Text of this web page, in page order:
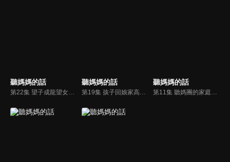
聽媽媽的話 聽媽媽的話 聽媽媽的話